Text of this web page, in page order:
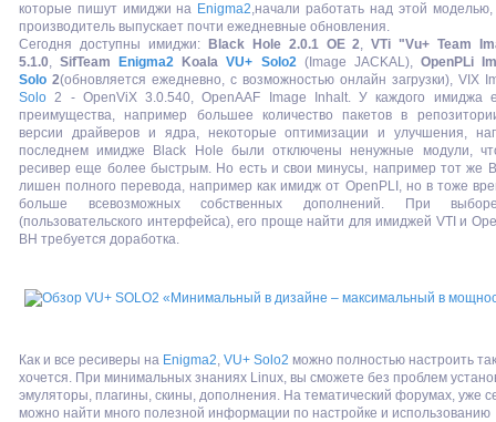
которые пишут имиджи на Enigma2,начали работать над этой
производитель выпускает почти ежедневные обновления.
Сегодня доступны имиджи:
Black Hole 2.0.1 OE 2,VTi "Vu+ Team
5.1.0,SifTeam Enigma2 KoalaVU+ Solo2(Image JACKAL), OpenPLi
Solo 2(обновляется ежедневно, с возможностью онлайн загрузки), VIX
Solo 2 - OpenViX 3.0.540, OpenAAF Image Inhalt. У каждого имиджа
преимущества, например большее количество пакетов в
версии драйверов и ядра, некоторые оптимизации и улучшения,
последнем имидже Black Hole были отключены ненужные модули,
ресивер еще более быстрым. Но есть и свои минусы, например тот же
лишен полного перевода, например как имидж от OpenPLI, но в тоже
больше всевозможных собственных дополнений. При
(пользовательского интерфейса), его проще найти для имиджей VTI и
BH требуется доработка.
Как и все ресиверы на Enigma2, VU+ Solo2 можно полностью настроить
хочется. При минимальных знаниях Linux, вы сможете без проблем
эмуляторы, плагины, скины, дополнения. На тематический форумах, уже
можно найти много полезной информации по настройке и использованию